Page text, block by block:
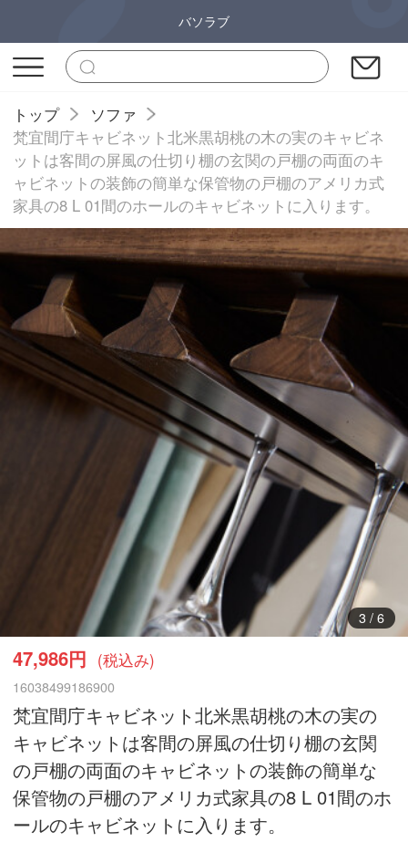
バソラブ
トップ
ソファ
梵宜間庁キャビネット北米黒胡桃の木の実のキャビネ
ットは客間の屏風の仕切り棚の玄関の戸棚の両面のキ
ャビネットの装飾の簡単な保管物の戸棚のアメリカ式
家具の8 L 01間のホールのキャビネットに入ります。
4/ 6
47,986円 (税込み)
16038499186900
梵宜間庁キャビネット北米黒胡桃の木の実の
キャビネットは客間の屏風の仕切り棚の玄関
の戸棚の両面のキャビネットの装飾の簡単な
保管物の戸棚のアメリカ式家具の8 L 01間のホ
ールのキャビネットに入ります。